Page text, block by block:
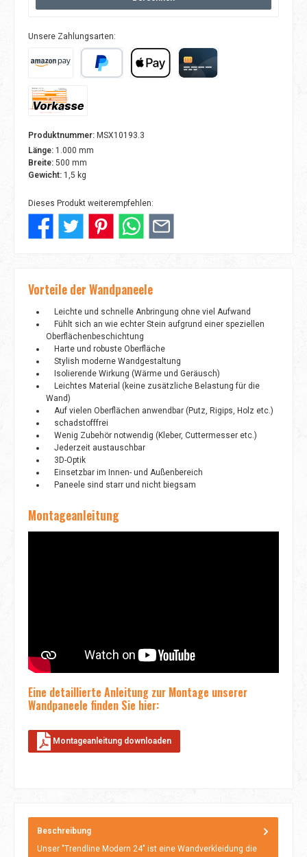
Unsere Zahlungsarten:
Produktnummer: MSX10193.3
Länge: 1.000 mm
Breite: 500 mm
Gewicht: 1,5 kg
Dieses Produkt weiterempfehlen:
Vorteile der Wandpaneele
Leichte und schnelle Anbringung ohne viel Aufwand
Fühlt sich an wie echter Stein aufgrund einer speziellen
Oberflächenbeschichtung
Harte und robuste Oberfläche
Stylish moderne Wandgestaltung
Isolierende Wirkung (Wärme und Geräusch)
Leichtes Material (keine zusätzliche Belastung für die
Wand)
Auf vielen Oberflächen anwendbar (Putz, Rigips, Holz etc.)
schadstofffrei
Wenig Zubehör notwendig (Kleber, Cuttermesser etc.)
Jederzeit austauschbar
3D-Optik
Einsetzbar im Innen- und Außenbereich
Paneele sind starr und nicht biegsam
Montageanleitung
Eine detaillierte Anleitung zur Montage unserer
Wandpaneele finden Sie hier:
Montageanleitung downloaden
Beschreibung
Unser "Trendline Modern 24" ist eine Wandverkleidung die